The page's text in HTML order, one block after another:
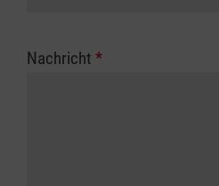
Nachricht *